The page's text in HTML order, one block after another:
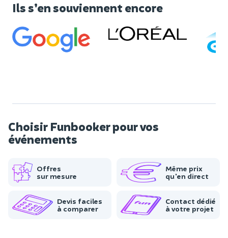
Ils s’en souviennent encore
Choisir Funbooker pour vos
événements
Offres
sur mesure
Même prix
qu'en direct
Devis faciles
à comparer
Contact dédié
à votre projet